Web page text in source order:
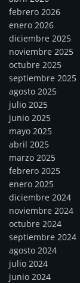
febrero 2026
enero 2026
diciembre 2025
noviembre 2025
octubre 2025
septiembre 2025
agosto 2025
julio 2025
junio 2025
mayo 2025
abril 2025
marzo 2025
febrero 2025
enero 2025
diciembre 2024
noviembre 2024
octubre 2024
septiembre 2024
agosto 2024
julio 2024
junio 2024